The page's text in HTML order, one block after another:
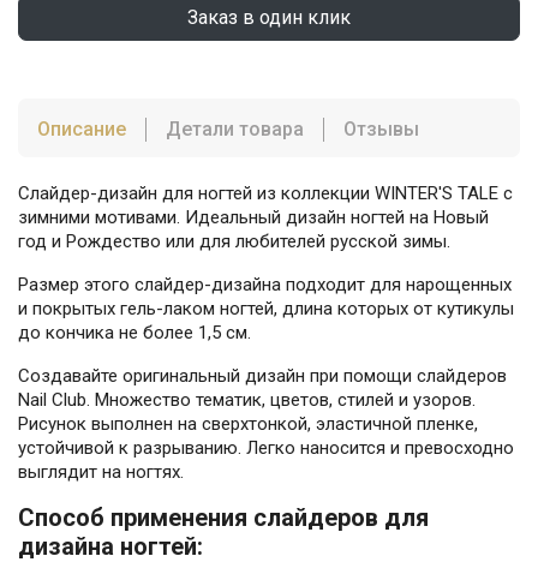
Заказ в один клик
Описание Детали товара Отзывы
Слайдер-дизайн для ногтей из коллекции WINTER'S TALE с
зимними мотивами. Идеальный дизайн ногтей на Новый
год и Рождество или для любителей русской зимы.
Размер этого слайдер-дизайна подходит для нарощенных
и покрытых гель-лаком ногтей, длина которых от кутикулы
до кончика не более 1,5 см.
Создавайте оригинальный дизайн при помощи слайдеров
Nail Club. Множество тематик, цветов, стилей и узоров.
Рисунок выполнен на сверхтонкой, эластичной пленке,
устойчивой к разрыванию. Легко наносится и превосходно
выглядит на ногтях.
Способ применения слайдеров для
дизайна ногтей: